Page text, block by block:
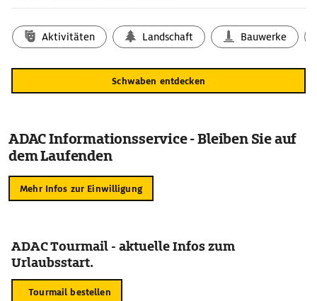
Aktivitäten Landschaft Bauwerke
Schwaben entdecken
ADAC Informationsservice - Bleiben Sie auf
dem Laufenden
Mehr Infos zur Einwilligung
ADAC Tourmail - aktuelle Infos zum
Urlaubsstart.
Tourmail bestellen